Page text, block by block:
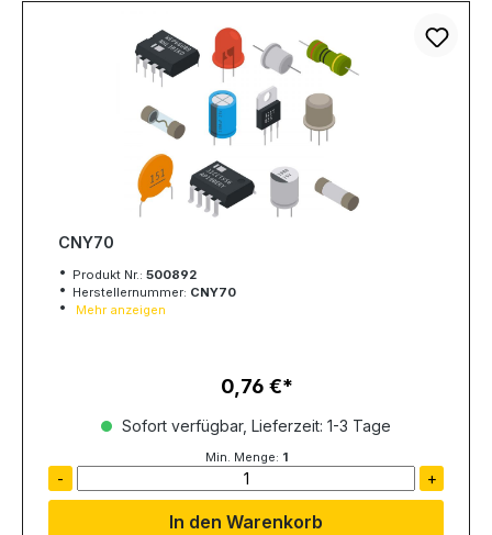
CNY70
Produkt Nr.: 500892
Herstellernummer: CNY70
Mehr anzeigen
Regulärer Preis:
0,76 €
Sofort verfügbar, Lieferzeit: 1-3 Tage
Min. Menge: 1
- +
In den Warenkorb